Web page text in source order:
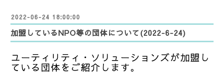
2022-06-24 18:00:00
加盟しているNPO等の団体について(2022-6-24)
ユーティリティ・ソリューションズが加盟し
ている団体をご紹介します。